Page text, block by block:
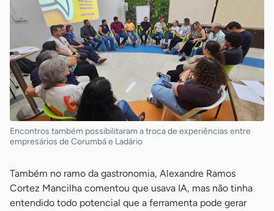
Encontros também possibilitaram a troca de experiências entre
empresários de Corumbá e Ladário
Também no ramo da gastronomia, Alexandre Ramos
Cortez Mancilha comentou que usava IA, mas não tinha
entendido todo potencial que a ferramenta pode gerar